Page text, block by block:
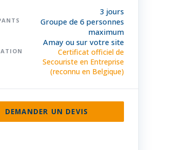
3 jours
Groupe de 6 personnes
maximum
Amay ou sur votre site
Certificat officiel de
Secouriste en Entreprise
(reconnu en Belgique)
DEMANDER UN DEVIS